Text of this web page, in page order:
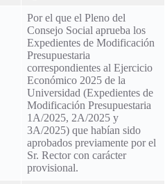
Por el que el Pleno del
Consejo Social aprueba los
Expedientes de Modificación
Presupuestaria
correspondientes al Ejercicio
Económico 2025 de la
Universidad (Expedientes de
Modificación Presupuestaria
1A/2025, 2A/2025 y
3A/2025) que habían sido
aprobados previamente por el
Sr. Rector con carácter
provisional.